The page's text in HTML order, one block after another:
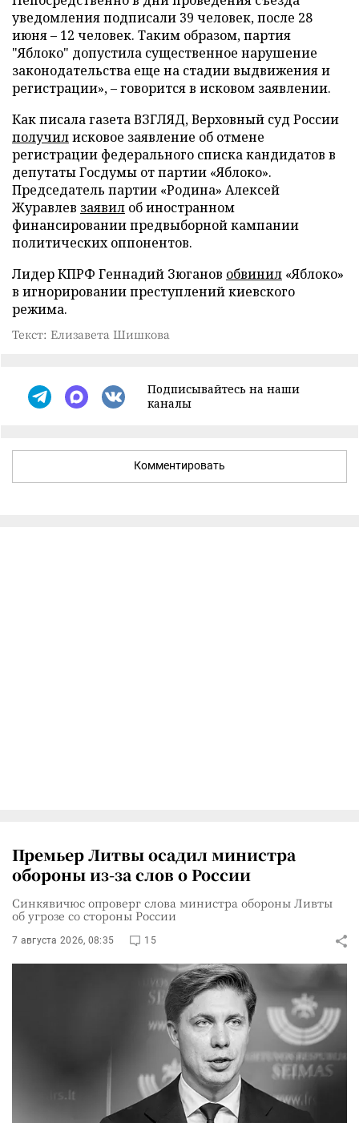
уведомления подписали 39 человек, после 28
июня – 12 человек. Таким образом, партия
"Яблоко" допустила существенное нарушение
законодательства еще на стадии выдвижения и
регистрации», – говорится в исковом заявлении.
Как писала газета ВЗГЛЯД, Верховный суд России
получилисковое заявление об отмене
регистрации федерального списка кандидатов в
депутаты Госдумы от партии «Яблоко».
Председатель партии «Родина» Алексей
Журавлев заявил об иностранном
финансировании предвыборной кампании
политических оппонентов.
Лидер КПРФ Геннадий Зюганов обвинил «Яблоко»
в игнорировании преступлений киевского
режима.
Текст: Елизавета Шишкова
Подписывайтесь на наши
каналы
Комментировать
Премьер Литвы осадил министра
обороны из-за слов о России
Синкявичюс опроверг слова министра обороны Ливты
об угрозе со стороны России
7 августа 2026, 08:35 15